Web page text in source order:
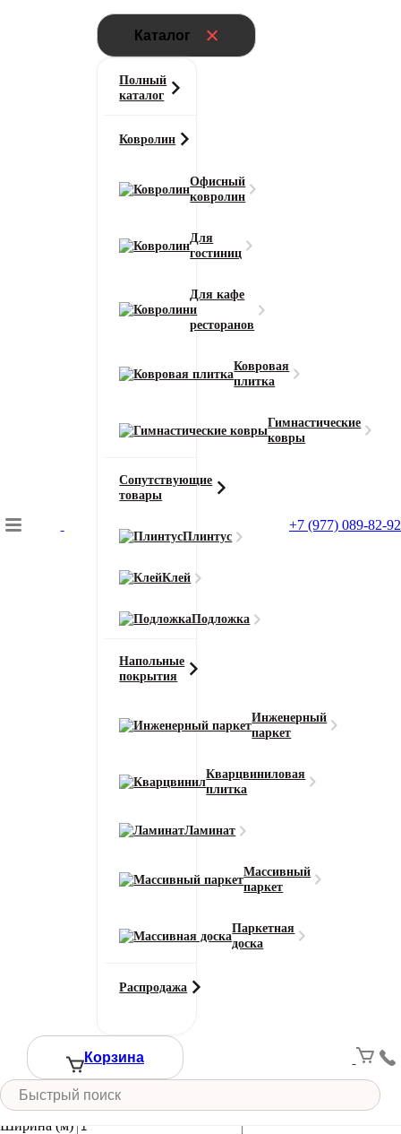
Каталог
Полный
каталог
Ковролин
Офисный
ковролин
Для
гостиниц
Для кафе
и
ресторанов
Ковровая
плитка
Гимнастические
ковры
Сопутствующие
товары
Плинтус
Клей
Подложка
Напольные
покрытия
Инженерный
паркет
Кварцвиниловая
плитка
Ламинат
Массивный
паркет
Паркетная
доска
Распродажа
+7 (977) 089-82-92
Корзина
Подбор коврового покрытия
Ковролин AW Masquerade Euphoria
(Эйфория) 78
Класс износостойкости
для дома / для офиса
Ширина рулона (м)
1, 2, 3, 4, 5
Смотреть все характеристики
Ширина (м)